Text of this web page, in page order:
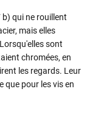
qui ne rouillent
mais elles
sont
chromées, en
les regards. Leur
que pour les vis en